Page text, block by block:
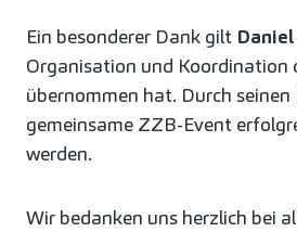
Ein besonderer Dank gilt
Organisation und Koordination
übernommen hat. Durch
gemeinsame ZZB-Event
werden.
Wir bedanken uns herzlich bei